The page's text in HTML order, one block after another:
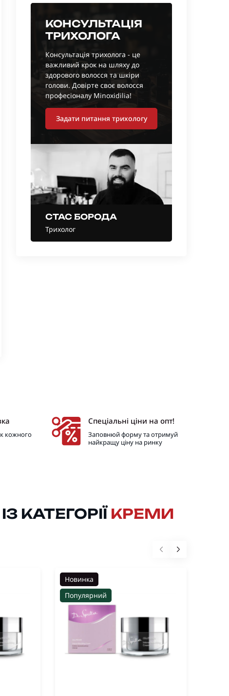
КОНСУЛЬТАЦІЯ
ТРИХОЛОГА
Консультація трихолога - це
важливий крок на шляху до
здорового волосся та шкіри
голови. Довірте своє волосся
професіоналу Minoxidilia!
Задати питання трихологу
СТАС БОРОДА
Трихолог
кожного
Спеціальні ціни на опт!
Заповнюй форму та отримуй
найкращу ціну на ринку
КАТЕГОРІЇ КРЕМИ
Новинка
Популярний